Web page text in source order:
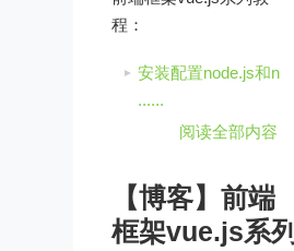
程：
安装配置node.js和n
......
阅读全部内容
【博客】前端
框架vue.js系列